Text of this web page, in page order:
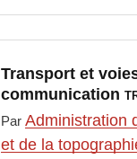
Transport et
communication
Par Administration
et de la